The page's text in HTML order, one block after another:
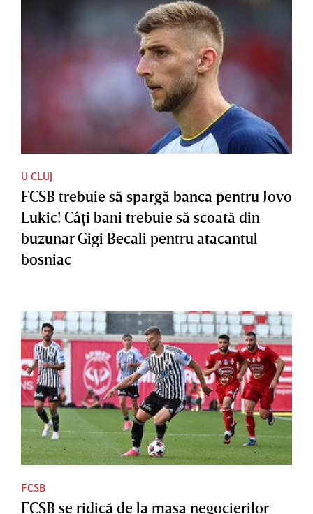
U CLUJ
FCSB trebuie să spargă banca pentru Jovo
Lukic! Câţi bani trebuie să scoată din
buzunar Gigi Becali pentru atacantul
bosniac
FCSB
FCSB se ridică de la masa negocierilor